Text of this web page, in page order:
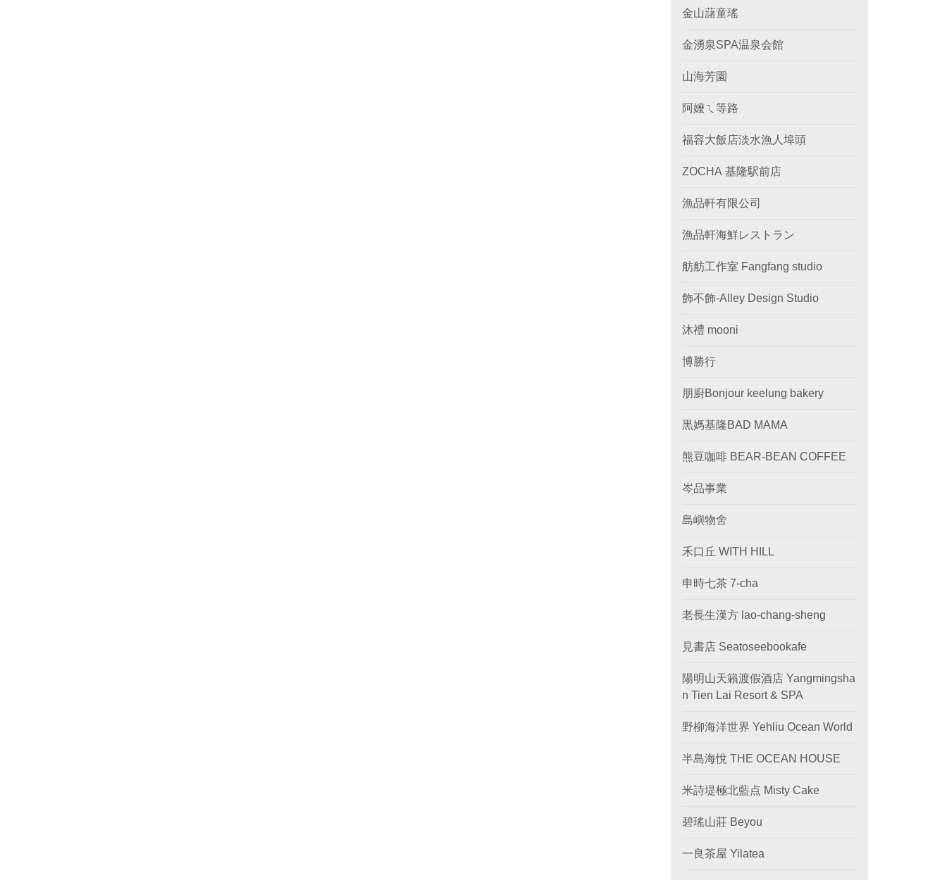
金山藷童瑤
金湧泉SPA温泉会館
山海芳園
阿嬤ㄟ等路
福容大飯店淡水漁人埠頭
ZOCHA 基隆駅前店
漁品軒有限公司
漁品軒海鮮レストラン
舫舫工作室 Fangfang studio
飾不飾-Alley Design Studio
沐禮 mooni
博勝行
朋廚Bonjour keelung bakery
黒媽基隆BAD MAMA
熊豆咖啡 BEAR-BEAN COFFEE
岑品事業
島嶼物舍
禾口丘 WITH HILL
申時七茶 7-cha
老長生漢方 lao-chang-sheng
見書店 Seatoseebookafe
陽明山天籟渡假酒店 Yangmingsha
n Tien Lai Resort & SPA
野柳海洋世界 Yehliu Ocean World
半島海悅 THE OCEAN HOUSE
米詩堤極北藍点 Misty Cake
碧瑤山莊 Beyou
一良茶屋 Yilatea